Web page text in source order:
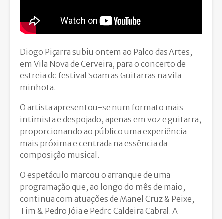
Diogo Piçarra subiu ontem ao Palco das Artes,
em Vila Nova de Cerveira, para o concerto de
estreia do festival Soam as Guitarras na vila
minhota.
O artista apresentou-se num formato mais
intimista e despojado, apenas em voz e guitarra,
proporcionando ao público uma experiência
mais próxima e centrada na essência da
composição musical.
O espetáculo marcou o arranque de uma
programação que, ao longo do mês de maio,
continua com atuações de Manel Cruz & Peixe,
Tim & Pedro Jóia e Pedro Caldeira Cabral. A